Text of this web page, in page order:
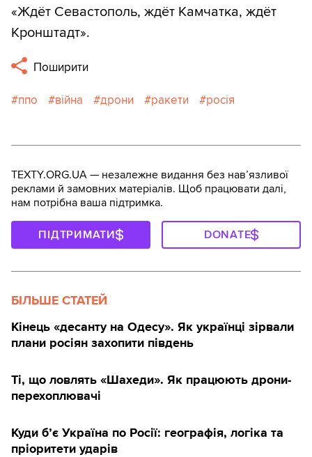
«Ждёт Севастополь, ждёт Камчатка, ждёт
Кронштадт».
Поширити
ппо війна дрони ракети росія
TEXTY.ORG.UA — незалежне видання без навʼязливої
реклами й замовних матеріалів. Щоб працювати далі,
нам потрібна ваша підтримка.
ПІДТРИМАТИ DONATE
БІЛЬШЕ СТАТЕЙ
Кінець «десанту на Одесу». Як українці зірвали
плани росіян захопити південь
Ті, що ловлять «Шахеди». Як працюють дрони-
перехоплювачі
Куди б’є Україна по Росії: географія, логіка та
пріоритети ударів